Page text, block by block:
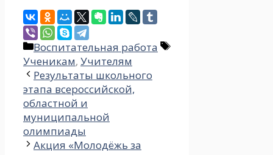
Рубрики
Воспитательная работа
Метки
Ученикам, Учителям
Результаты школьного
этапа всероссийской,
областной и
муниципальной
олимпиады
Акция «Молодёжь за